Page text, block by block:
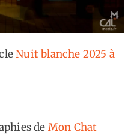
Nuit blanche 2025 à
de Mon Chat